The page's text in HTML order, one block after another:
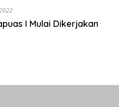
2022
I Mulai Dikerjakan